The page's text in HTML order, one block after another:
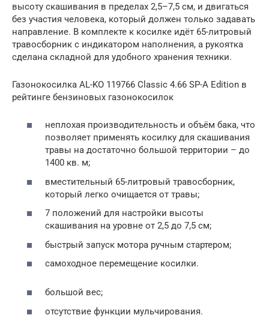
высоту скашивания в пределах 2,5–7,5 см, и двигаться
без участия человека, который должен только задавать
направление. В комплекте к косилке идёт 65-литровый
травосборник с индикатором наполнения, а рукоятка
сделана складной для удобного хранения техники.
Газонокосилка AL-KO 119766 Classic 4.66 SP-A Edition в
рейтинге бензиновых газонокосилок
неплохая производительность и объём бака, что
позволяет применять косилку для скашивания
травы на достаточно большой территории – до
1400 кв. м;
вместительный 65-литровый травосборник,
который легко очищается от травы;
7 положений для настройки высоты
скашивания на уровне от 2,5 до 7,5 см;
быстрый запуск мотора ручным стартером;
самоходное перемещение косилки.
большой вес;
отсутствие функции мульчирования.